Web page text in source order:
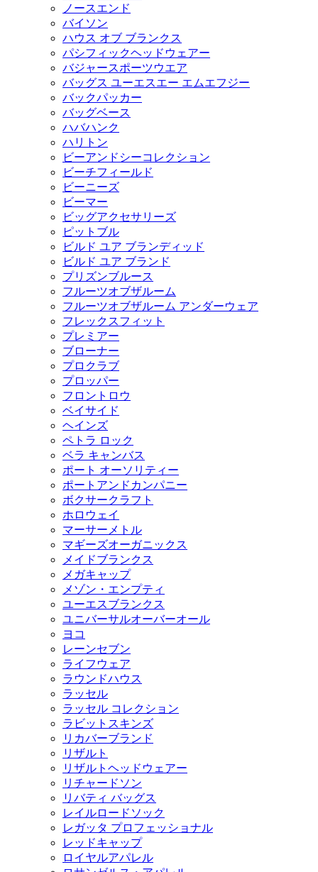
ノースエンド
バイソン
ハウス オブ ブランクス
パシフィックヘッドウェアー
バジャースポーツウエア
バッグス ユーエスエー エムエフジー
バックパッカー
バッグベース
ハバハンク
ハリトン
ビーアンドシーコレクション
ビーチフィールド
ビーニーズ
ビーマー
ビッグアクセサリーズ
ピットブル
ビルド ユア ブランディッド
ビルド ユア ブランド
プリズンブルース
フルーツオブザルーム
フルーツオブザルーム アンダーウェア
フレックスフィット
プレミアー
ブローナー
プロクラブ
プロッパー
フロントロウ
ベイサイド
ヘインズ
ペトラ ロック
ベラ キャンバス
ポート オーソリティー
ポートアンドカンパニー
ボクサークラフト
ホロウェイ
マーサーメトル
マギーズオーガニックス
メイドブランクス
メガキャップ
メゾン・エンプティ
ユーエスブランクス
ユニバーサルオーバーオール
ヨコ
レーンセブン
ライフウェア
ラウンドハウス
ラッセル
ラッセル コレクション
ラビットスキンズ
リカバーブランド
リザルト
リザルトヘッドウェアー
リチャードソン
リバティ バッグス
レイルロードソック
レガッタ プロフェッショナル
レッドキャップ
ロイヤルアパレル